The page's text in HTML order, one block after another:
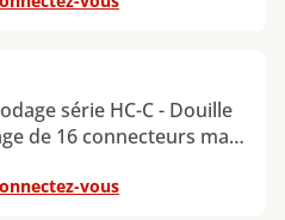
série HC-C - Douille
de 16 connecteurs max
vous